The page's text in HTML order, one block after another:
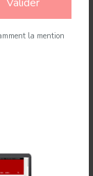
la mention